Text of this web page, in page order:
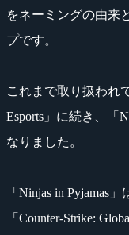
をネーミングの由来
プです。
これまで取り扱われ
Esports」に続き、「
なりました。
「Ninjas in Pyjamas
「Counter-Strike: